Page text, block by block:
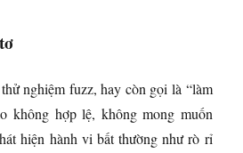
nghiệm fuzz, hay còn gọi là “làm
không hợp lệ, không mong muốn
hiện hành vi bất thường như rò rỉ